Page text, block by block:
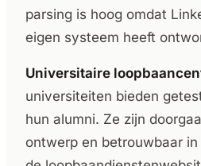
parsing is hoog omdat
eigen systeem heeft
Universitaire
universiteiten bieden
hun alumni. Ze zijn
ontwerp en betrouwbaar